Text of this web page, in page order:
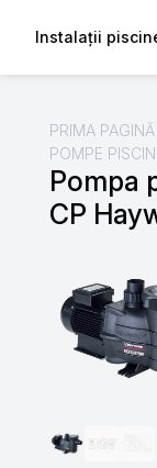
Instalații
PRIMA PAGINĂ
POMPE
Pompa
CP